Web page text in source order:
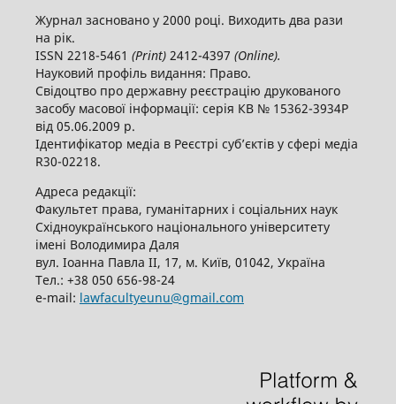
Журнал засновано у 2000 році. Виходить два рази
на рік.
ISSN 2218-5461 (Print)2412-4397 (Online).
Науковий профіль видання: Право.
Свідоцтво про державну реєстрацію друкованого
засобу масової інформації: серія КВ № 15362-3934Р
від 05.06.2009 р.
Ідентифікатор медіа в Реєстрі суб’єктів у сфері медіа
R30-02218.
Адреса редакції:
Факультет права, гуманітарних і соціальних наук
Східноукраїнського національного університету
імені Володимира Даля
вул. Іоанна Павла ІІ, 17, м. Київ, 01042, Україна
Тел.: +38 050 656-98-24
е-mail: lawfacultyeunu@gmail.com